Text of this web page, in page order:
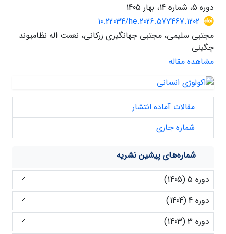
دوره 5، شماره 14، بهار 1405
10.22034/he.2026.577467.1202
مجتبی سلیمی، مجتبی جهانگیری زرکانی، نعمت اله نظامیوند
چگینی
مشاهده مقاله
مقالات آماده انتشار
شماره جاری
شماره‌های پیشین نشریه
دوره 5 (1405)
دوره 4 (1404)
دوره 3 (1403)